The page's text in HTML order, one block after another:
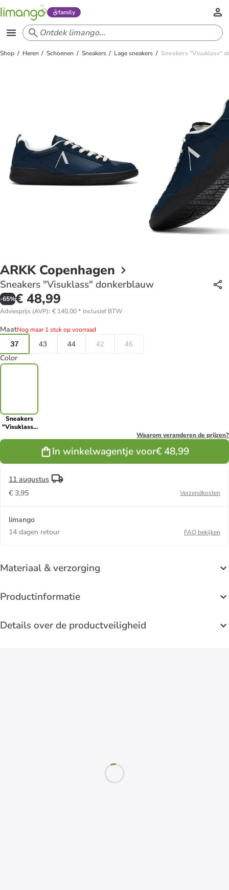
family
Shop Heren Schoenen Sneakers Lage sneakers Sneakers "Visuklass"
ARKK Copenhagen
Sneakers "Visuklass" donkerblauw
-65%€ 48,99
Adviesprijs (AVP): € 140,00* inclusief BTW
MaatNog maar 1 stuk op voorraad
37
43 44 42 46
Color
Sneakers
"Visuklass"
Waarom veranderen de prijzen?
In winkelwagentje voor€ 48,99
11 augustus
€ 3,95
Verzendkosten
limango
14 dagen retour
FAQ bekijken
Materiaal & verzorging
Productinformatie
Details over de productveiligheid